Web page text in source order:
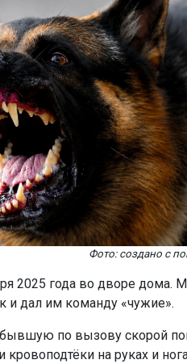
Фото: создано с
2025 года во дворе дома.
и дал им команду «чужие».
по вызову скорой
на руках и